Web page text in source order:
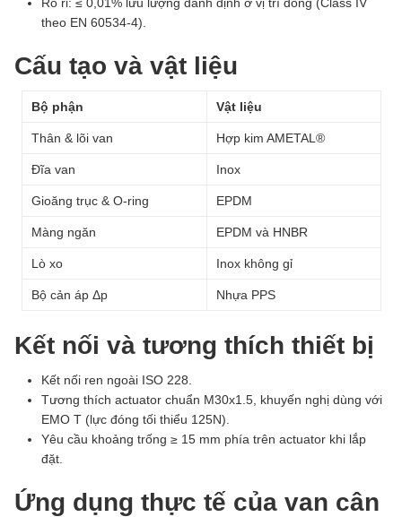
Rò rỉ: ≤ 0,01% lưu lượng danh định ở vị trí đóng (Class IV
theo EN 60534-4).
Cấu tạo và vật liệu
Bộ phận Vật liệu
Thân & lõi van Hợp kim AMETAL®
Đĩa van Inox
Gioăng trục & O-ring EPDM
Màng ngăn EPDM và HNBR
Lò xo Inox không gỉ
Bộ cản áp Δp Nhựa PPS
Kết nối và tương thích thiết bị
Kết nối ren ngoài ISO 228.
Tương thích actuator chuẩn M30x1.5, khuyến nghị dùng với
EMO T (lực đóng tối thiểu 125N).
Yêu cầu khoảng trống ≥ 15 mm phía trên actuator khi lắp
đặt.
Ứng dụng thực tế của van cân